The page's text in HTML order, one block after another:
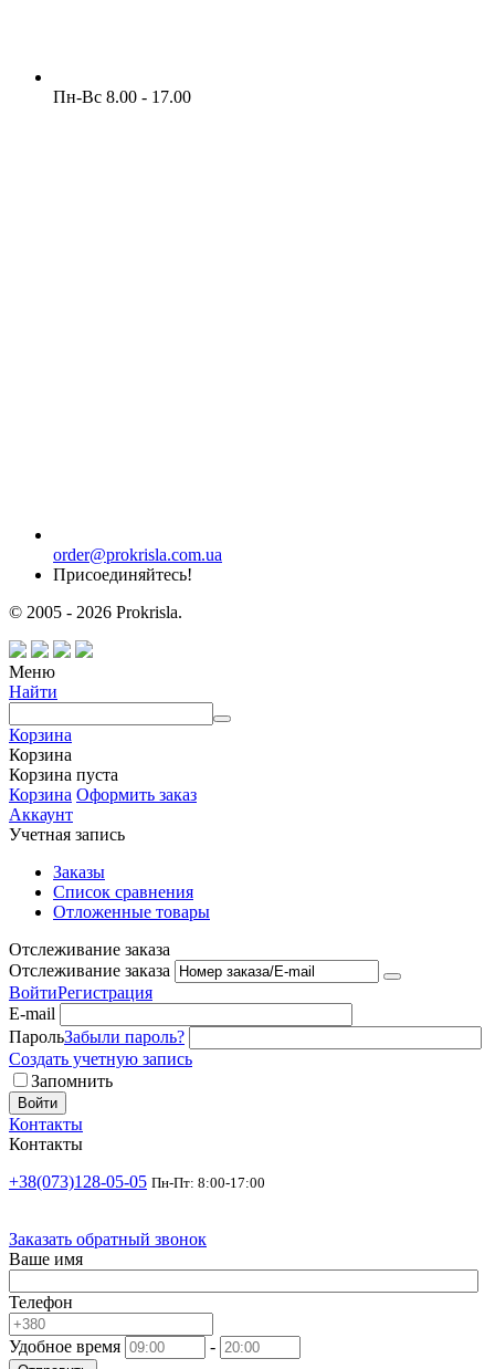
Пн-Вс 8.00 - 17.00
order@prokrisla.com.ua
Присоединяйтесь!
© 2005 - 2026 Prokrisla.
Меню
Найти
Корзина
Корзина
Корзина пуста
Корзина Оформить заказ
Аккаунт
Учетная запись
Заказы
Список сравнения
Отложенные товары
Отслеживание заказа
Отслеживание заказа
ВойтиРегистрация
E-mail
ПарольЗабыли пароль?
Создать учетную запись
Запомнить
Войти
Контакты
Контакты
+38(073)128-05-05 Пн-Пт: 8:00-17:00
Заказать обратный звонок
Ваше имя
Телефон
Удобное время -